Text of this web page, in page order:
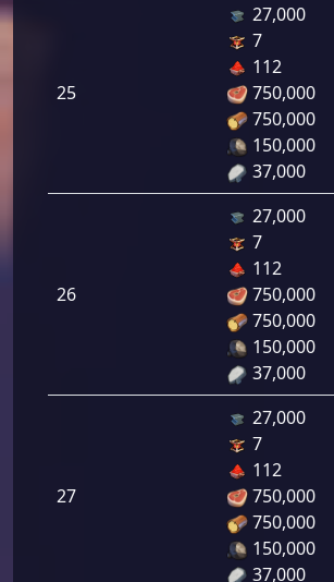
25
27,000
7
112
750,000
750,000
150,000
37,000
26
27,000
7
112
750,000
750,000
150,000
37,000
27
27,000
7
112
750,000
750,000
150,000
37,000